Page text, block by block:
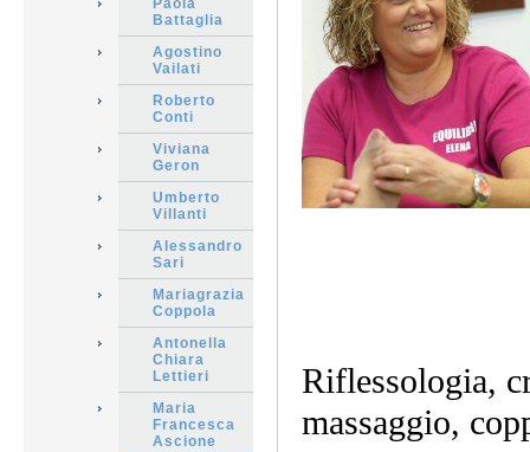
Paola
Battaglia
Agostino
Vailati
Roberto
Conti
Viviana
Geron
Umberto
Villanti
Alessandro
Sari
Mariagrazia
Coppola
Antonella
Chiara
Lettieri
Maria
Francesca
Ascione
Riflessologia,
massaggio,